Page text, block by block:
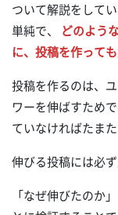
ついて解説をして
単純で、
どのよう
に、投稿を作って
投稿を作るのは、
ワーを伸ばすため
ていなければたま
伸びる投稿には必
「なぜ伸びたのか